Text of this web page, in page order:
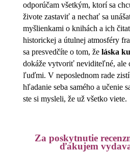
odporúčam všetkým, ktorí sa
živote zastaviť a nechať sa
myšlienkami o knihách a ich
historickej a útulnej atmosféry
sa presvedčíte o tom, že láska
dokáže vytvoriť neviditeľné, ale
ľuďmi. V neposlednom rade
hľadanie seba samého a učenie
ste si mysleli, že už všetko viete.
Za poskytnutie
ďakujem